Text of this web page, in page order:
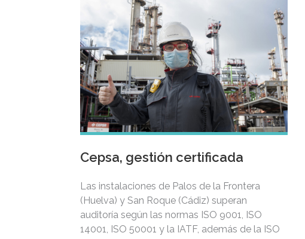
Cepsa, gestión certificada
Las instalaciones de Palos de la Frontera
(Huelva) y San Roque (Cádiz) superan
auditoría según las normas ISO 9001, ISO
14001, ISO 50001 y la IATF, además de la ISO